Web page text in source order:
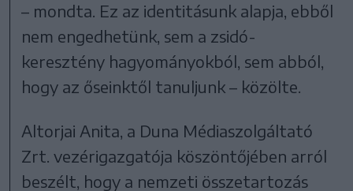
– mondta. Ez az identitásunk alapja, ebből
nem engedhetünk, sem a zsidó-
keresztény hagyományokból, sem abból,
hogy az őseinktől tanuljunk – közölte.
Altorjai Anita, a Duna Médiaszolgáltató
Zrt. vezérigazgatója köszöntőjében arról
beszélt, hogy a nemzeti összetartozás